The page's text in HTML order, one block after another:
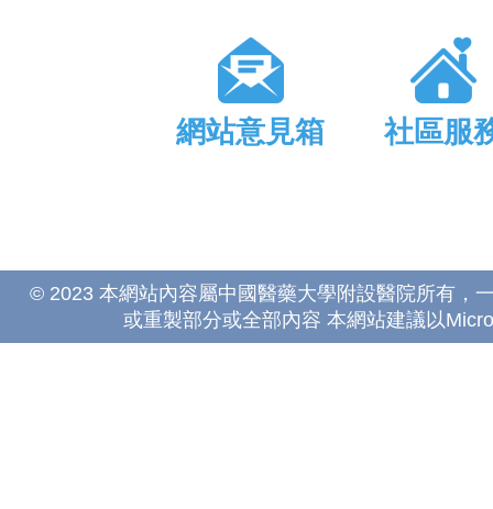
網站意見箱 社區服
© 2023 本網站內容屬中國醫藥大學附設醫院所有，
或重製部分或全部內容 本網站建議以